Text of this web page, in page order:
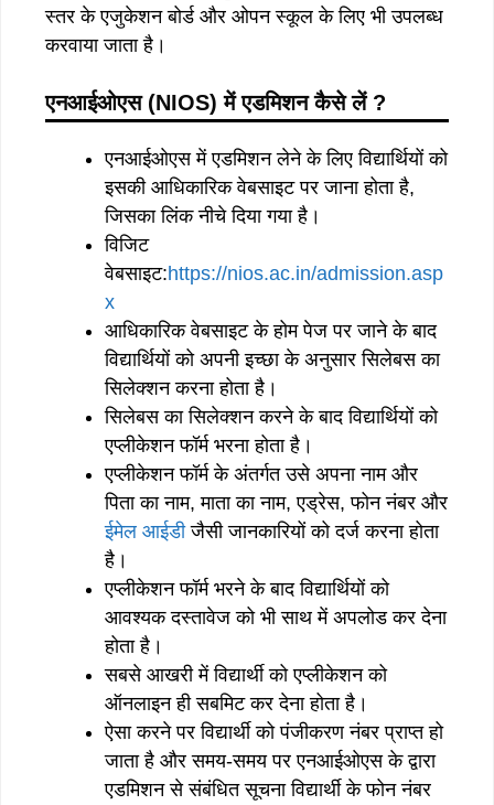
स्तर के एजुकेशन बोर्ड और ओपन स्कूल के लिए भी उपलब्ध
करवाया जाता है।
एनआईओएस (NIOS) में एडमिशन कैसे लें ?
एनआईओएस में एडमिशन लेने के लिए विद्यार्थियों को
इसकी आधिकारिक वेबसाइट पर जाना होता है,
जिसका लिंक नीचे दिया गया है।
विजिट
वेबसाइट:https://nios.ac.in/admission.asp
x
आधिकारिक वेबसाइट के होम पेज पर जाने के बाद
विद्यार्थियों को अपनी इच्छा के अनुसार सिलेबस का
सिलेक्शन करना होता है।
सिलेबस का सिलेक्शन करने के बाद विद्यार्थियों को
एप्लीकेशन फॉर्म भरना होता है।
एप्लीकेशन फॉर्म के अंतर्गत उसे अपना नाम और
पिता का नाम, माता का नाम, एड्रेस, फोन नंबर और
ईमेल आईडीजैसी जानकारियों को दर्ज करना होता
है।
एप्लीकेशन फॉर्म भरने के बाद विद्यार्थियों को
आवश्यक दस्तावेज को भी साथ में अपलोड कर देना
होता है।
सबसे आखरी में विद्यार्थी को एप्लीकेशन को
ऑनलाइन ही सबमिट कर देना होता है।
ऐसा करने पर विद्यार्थी को पंजीकरण नंबर प्राप्त हो
जाता है और समय-समय पर एनआईओएस के द्वारा
एडमिशन से संबंधित सूचना विद्यार्थी के फोन नंबर